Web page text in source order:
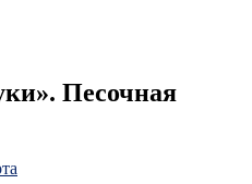
Песочная